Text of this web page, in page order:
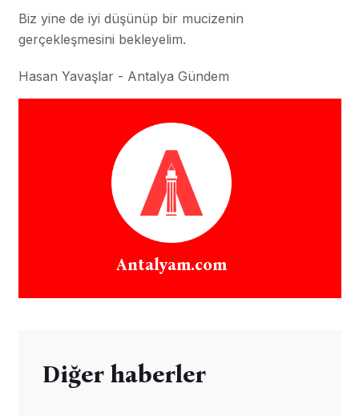
Biz yine de iyi düşünüp bir mucizenin
gerçekleşmesini bekleyelim.
Hasan Yavaşlar - Antalya Gündem
Antalyam.com
Diğer haberler